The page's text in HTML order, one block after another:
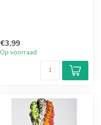
€3,99
Op voorraad